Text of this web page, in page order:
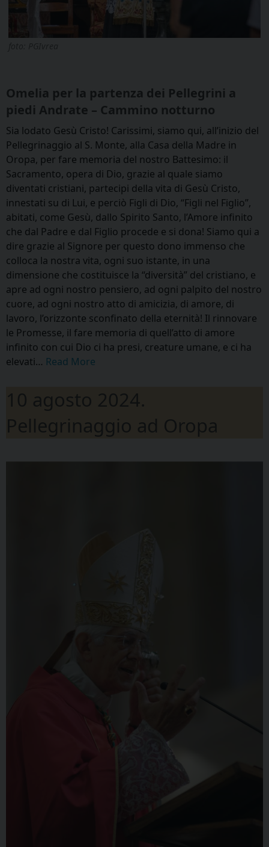
Omelia per la partenza dei Pellegrini a
piedi Andrate – Cammino notturno
Sia lodato Gesù Cristo! Carissimi, siamo qui, all’inizio del
Pellegrinaggio al S. Monte, alla Casa della Madre in
Oropa, per fare memoria del nostro Battesimo: il
Sacramento, opera di Dio, grazie al quale siamo
diventati cristiani, partecipi della vita di Gesù Cristo,
innestati su di Lui, e perciò Figli di Dio, “Figli nel Figlio”,
abitati, come Gesù, dallo Spirito Santo, l’Amore infinito
che dal Padre e dal Figlio procede e si dona! Siamo qui a
dire grazie al Signore per questo dono immenso che
colloca la nostra vita, ogni suo istante, in una
dimensione che costituisce la “diversità” del cristiano, e
apre ad ogni nostro pensiero, ad ogni palpito del nostro
cuore, ad ogni nostro atto di amicizia, di amore, di
lavoro, l’orizzonte sconfinato della eternità! Il rinnovare
le Promesse, il fare memoria di quell’atto di amore
infinito con cui Dio ci ha presi, creature umane, e ci ha
elevati… Read More
10 agosto 2024.
Pellegrinaggio ad Oropa